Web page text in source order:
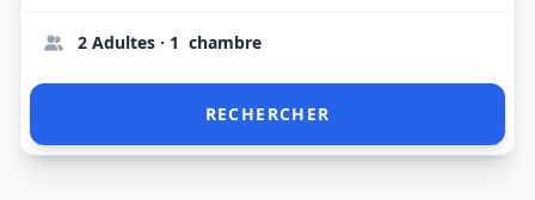
2 Adultes · 1 chambre
RECHERCHER